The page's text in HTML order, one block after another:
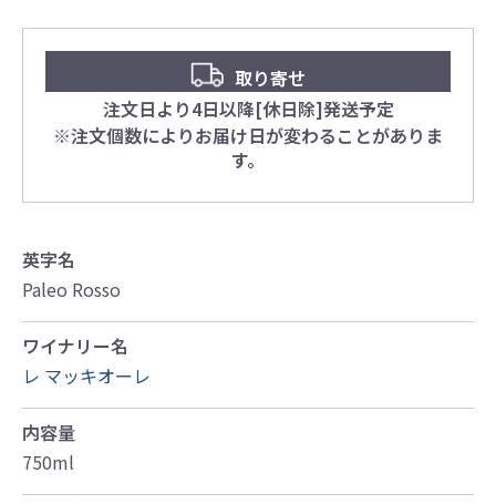
取り寄せ
注文日より4日以降[休日除]発送予定
※注文個数によりお届け日が変わることがありま
す。
英字名
Paleo Rosso
ワイナリー名
レ マッキオーレ
内容量
750ml